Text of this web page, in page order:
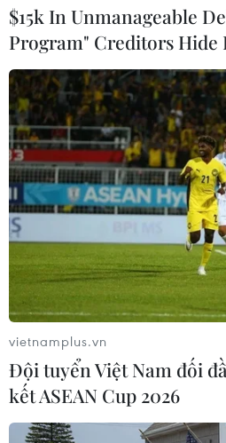
Theo dõi VietnamPlus
$15k In Unmanageable
Program" Creditors Hide
vietnamplus.vn
Đội tuyển Việt Nam đối
kết ASEAN Cup 2026